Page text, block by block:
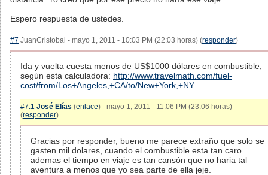
Espero respuesta de ustedes.
#7 JuanCristobal - mayo 1, 2011 - 10:03 PM (22:03 horas) (responder)
Ida y vuelta cuesta menos de US$1000 dólares en combustible,
según esta calculadora: http://www.travelmath.com/fuel-
cost/from/Los+Angeles,+CA/to/New+York,+NY
#7.1 José Elías (enlace) - mayo 1, 2011 - 11:06 PM (23:06 horas)
(responder)
Gracias por responder, bueno me parece extraño que solo se
gasten mil dolares, cuando el combustible esta tan caro
ademas el tiempo en viaje es tan cansón que no haria tal
aventura a menos que yo sea parte de ella jeje.